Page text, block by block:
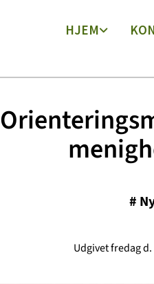
HJEM
#
Udgivet fredag